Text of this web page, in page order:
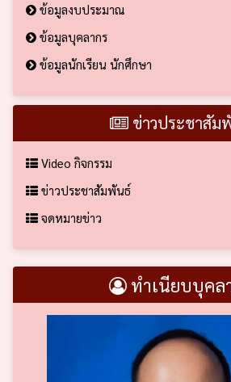
ข้อมูลงบประมาณ
ข้อมูลบุคลากร
ข้อมูลนักเรียน นักศึกษา
ข่าวประชาสัม
Video กิจกรรม
ข่าวประชาสัมพันธ์
จดหมายข่าว
ทำเนียบบุคล